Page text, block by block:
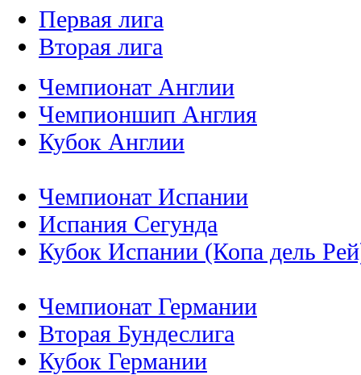
Первая лига
Вторая лига
Чемпионат Англии
Чемпионшип Англия
Кубок Англии
Чемпионат Испании
Испания Сегунда
Кубок Испании (Копа дель
Чемпионат Германии
Вторая Бундеслига
Кубок Германии